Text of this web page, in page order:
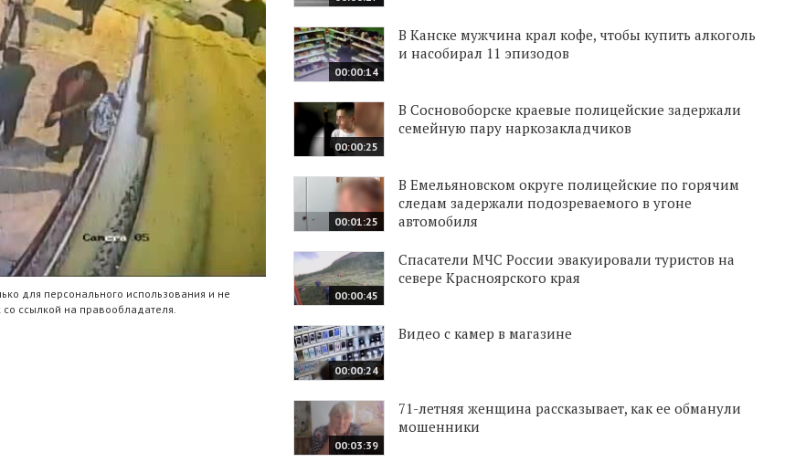
для персонального использования и не
ссылкой на правообладателя.
00:00:14
В Канске мужчина крал кофе, чтобы купить алкоголь
и насобирал 11 эпизодов
00:00:25
В Сосновоборске краевые полицейские задержали
семейную пару наркозакладчиков
00:01:25
В Емельяновском округе полицейские по горячим
следам задержали подозреваемого в угоне
автомобиля
00:00:45
Спасатели МЧС России эвакуировали туристов на
севере Красноярского края
00:00:24
Видео с камер в магазине
00:03:39
71-летняя женщина рассказывает, как ее обманули
мошенники